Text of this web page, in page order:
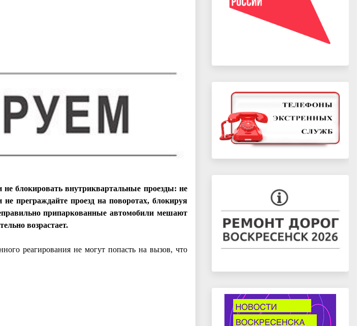
блокировать внутриквартальные проезды: не
преграждайте проезд на поворотах, блокируя
припаркованные автомобили мешают
возрастает.
реагирования не могут попасть на вызов, что